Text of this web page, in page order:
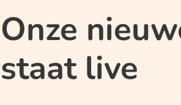
Onze
staat live